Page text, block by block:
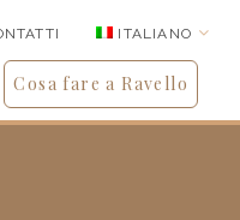
ITALIANO
Cosa fare a Ravello